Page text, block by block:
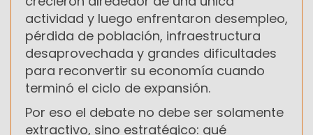
actividad y luego enfrentaron desempleo,
pérdida de población, infraestructura
desaprovechada y grandes dificultades
para reconvertir su economía cuando
terminó el ciclo de expansión.
Por eso el debate no debe ser solamente
extractivo, sino estratégico: qué